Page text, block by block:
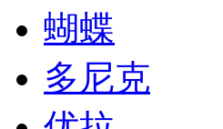
蝴蝶
多尼克